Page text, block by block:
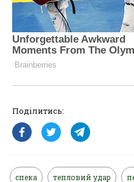
Поділитись:
спека тепловий удар